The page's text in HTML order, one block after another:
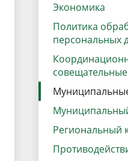
Экономика
Политика
персональных
Региональный